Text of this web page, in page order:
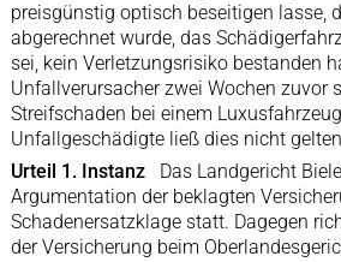
preisgünstig optisch beseitigen lasse,
abgerechnet wurde, das
sei, kein Verletzungsrisiko bestanden
Unfallverursacher zwei Wochen zuvor
Streifschaden bei einem
Unfallgeschädigte ließ dies nicht
Urteil 1. Instanz
Das Landgericht
Argumentation der beklagten
Schadenersatzklage statt. Dagegen
der Versicherung beim